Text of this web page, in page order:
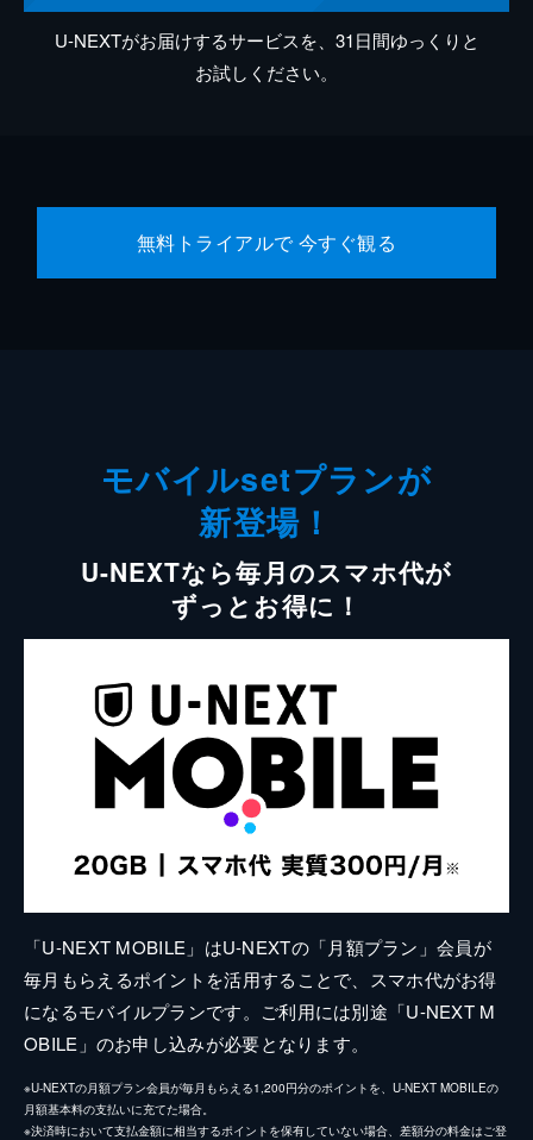
U-NEXTがお届けするサービスを、31日間ゆっくりと
お試しください。
無料トライアルで 今すぐ観る
モバイルsetプランが
新登場！
U-NEXTなら毎月のスマホ代が
ずっとお得に！
「U-NEXT MOBILE」はU-NEXTの「月額プラン」会員が
毎月もらえるポイントを活用することで、スマホ代がお得
になるモバイルプランです。ご利用には別途「U-NEXT M
OBILE」のお申し込みが必要となります。
※U-NEXTの月額プラン会員が毎月もらえる1,200円分のポイントを、U-NEXT MOBILEの
月額基本料の支払いに充てた場合。
※決済時において支払金額に相当するポイントを保有していない場合、差額分の料金はご登